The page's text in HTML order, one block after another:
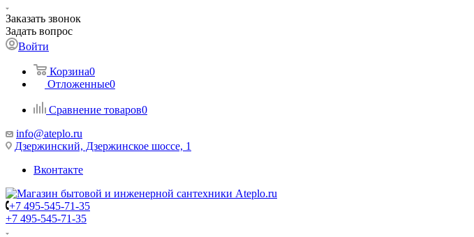
Заказать звонок
Задать вопрос
Войти
Корзина0
Отложенные0
Сравнение товаров0
info@ateplo.ru
Дзержинский, Дзержинское шоссе, 1
Вконтакте
+7 495-545-71-35
+7 495-545-71-35